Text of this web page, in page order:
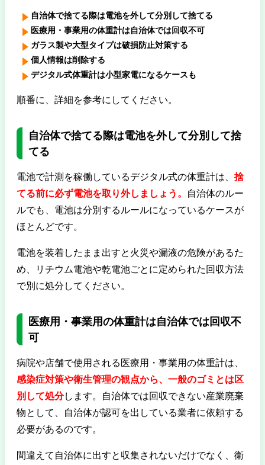
自治体で捨てる際は電池を外して分別して捨てる
医療用・事業用の体重計は自治体では回収不可
ガラス製や大型タイプは破損防止対策する
個人情報は削除する
デジタル式体重計は小型家電になるケースも
順番に、詳細を参考にしてください。
自治体で捨てる際は電池を外して分別して捨
てる
電池で計測を稼働しているデジタル式の体重計は、 捨
てる前に必ず電池を取り外しましょう。
自治体のルー
ルでも、電池は分別するルールになっているケースが
ほとんどです。
電池を装着したまま出すと火災や漏液の危険があるた
め、リチウム電池や乾電池ごとに定められた回収方法
で別に処分してください。
医療用・事業用の体重計は自治体では回収不
可
病院や店舗で使用される医療用・事業用の体重計は、
感染症対策や衛生管理の観点から、一般のゴミとは区
別して処分します。自治体では回収できない産業廃棄
物として、自治体が認可を出している業者に依頼する
必要があるのです。
間違えて自治体に出すと収集されないだけでなく、衛